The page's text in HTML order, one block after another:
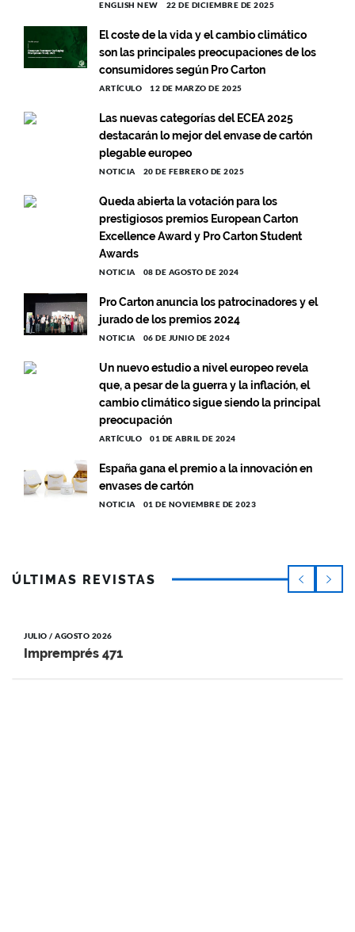
ENGLISH NEW 22 DE DICIEMBRE DE 2025
El coste de la vida y el cambio climático
son las principales preocupaciones de los
consumidores según Pro Carton
ARTÍCULO 12 DE MARZO DE 2025
Las nuevas categorías del ECEA 2025
destacarán lo mejor del envase de cartón
plegable europeo
NOTICIA 20 DE FEBRERO DE 2025
Queda abierta la votación para los
prestigiosos premios European Carton
Excellence Award y Pro Carton Student
Awards
NOTICIA 08 DE AGOSTO DE 2024
Pro Carton anuncia los patrocinadores y el
jurado de los premios 2024
NOTICIA 06 DE JUNIO DE 2024
Un nuevo estudio a nivel europeo revela
que, a pesar de la guerra y la inflación, el
cambio climático sigue siendo la principal
preocupación
ARTÍCULO 01 DE ABRIL DE 2024
España gana el premio a la innovación en
envases de cartón
NOTICIA 01 DE NOVIEMBRE DE 2023
ÚLTIMAS REVISTAS
JULIO / AGOSTO 2026
Impremprés 471